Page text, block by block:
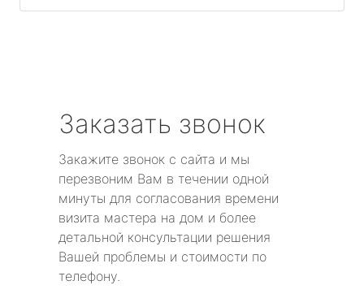
Заказать звонок
Закажите звонок с сайта и мы
перезвоним Вам в течении одной
минуты для согласования времени
визита мастера на дом и более
детальной консультации решения
Вашей проблемы и стоимости по
телефону.